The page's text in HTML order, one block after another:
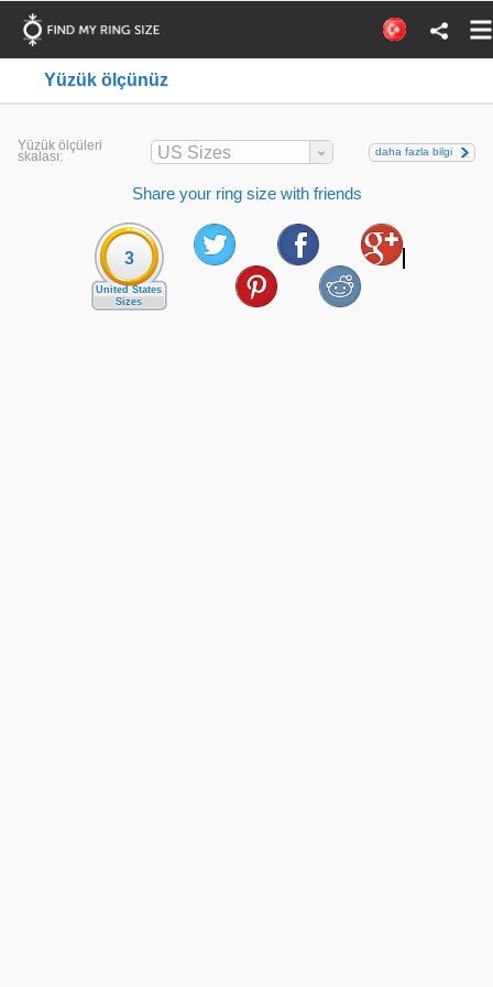
Yüzük ölçünüz
Yüzük ölçüleri
skalası: US Sizes daha fazla bilgi
Share your ring size with friends
3
United States
Sizes